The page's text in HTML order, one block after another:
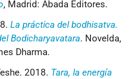
, Madrid: Abada Editores.
La práctica del bodhisatva.
Bodicharyavatara. Novelda,
Dharma.
2018. Tara, la energía